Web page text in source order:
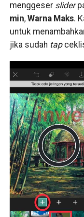
menggeser slider
min, Warna Maks.
untuk
jika sudah tap